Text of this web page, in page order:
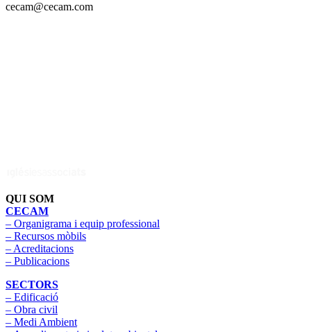
cecam@cecam.com
QUI SOM
CECAM
– Organigrama i equip professional
– Recursos mòbils
– Acreditacions
– Publicacions
SECTORS
– Edificació
– Obra civil
– Medi Ambient